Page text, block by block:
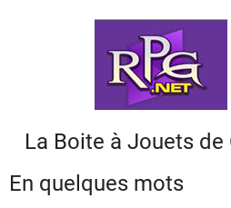
La Boite à Jouets de
En quelques mots